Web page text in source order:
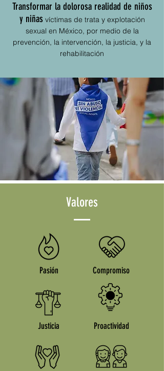
Transformar la dolorosa realidad de niños
y niñasvíctimas de trata y explotación
sexual en México, por medio de la
prevención, la intervención, la justicia, y la
rehabilitación
Valores
Pasión
Justicia
Compromiso
Proactividad